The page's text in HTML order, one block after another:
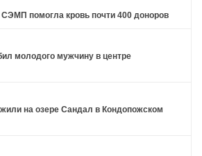
помогла кровь почти 400 доноров
молодого мужчину в центре
на озере Сандал в Кондопожском